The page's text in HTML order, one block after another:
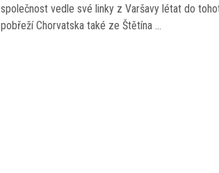
společnost vedle své linky z Varšavy létat do
pobřeží Chorvatska také ze Štětína …